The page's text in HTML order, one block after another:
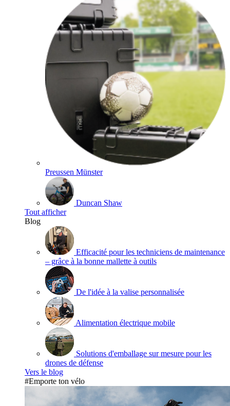
Preussen Münster
Duncan Shaw
Tout afficher
Blog
Efficacité pour les techniciens de maintenance
– grâce à la bonne mallette à outils
De l'idée à la valise personnalisée
Alimentation électrique mobile
Solutions d'emballage sur mesure pour les
drones de défense
Vers le blog
#Emporte ton vélo